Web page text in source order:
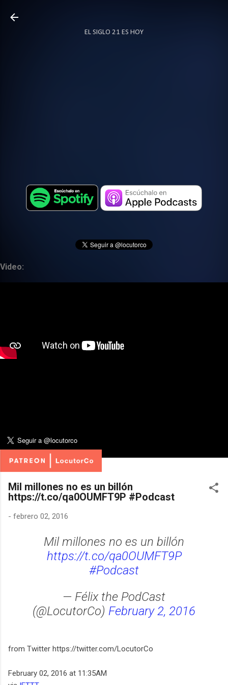
EL SIGLO 21 ES HOY
Video:
Mil millones no es un billón
https://t.co/qa0OUMFT9P #Podcast
- febrero 02, 2016
Mil millones no es un billón
https://t.co/qa0OUMFT9P
#Podcast
— Félix the PodCast
(@LocutorCo) February 2, 2016
from Twitter https://twitter.com/LocutorCo
February 02, 2016 at 11:35AM